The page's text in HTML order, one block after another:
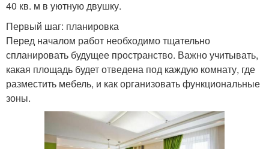
40 кв. м в уютную двушку.
Первый шаг: планировка
Перед началом работ необходимо тщательно
спланировать будущее пространство. Важно учитывать,
какая площадь будет отведена под каждую комнату, где
разместить мебель, и как организовать функциональные
зоны.